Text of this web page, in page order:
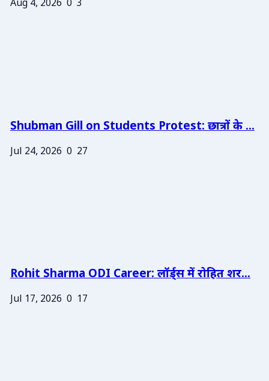
Aug 4, 2026 0 3
Shubman Gill on Students Protest: छात्रों के ...
Jul 24, 2026 0 27
Rohit Sharma ODI Career: लॉर्ड्स में रोहित शर...
Jul 17, 2026 0 17